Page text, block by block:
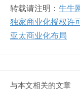
转载请注明： 牛牛
独家商业化授权许
亚太商业化布局
与本文相关的文章